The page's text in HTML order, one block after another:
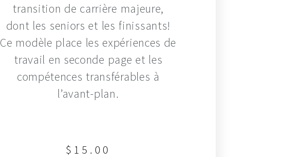
transition de carrière majeure,
dont les seniors et les finissants!
Ce modèle place les expériences de
travail en seconde page et les
compétences transférables à
l’avant-plan.
$ 15.00